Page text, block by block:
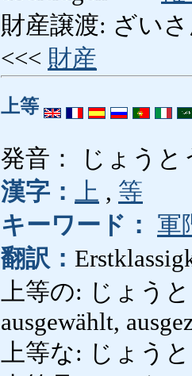
財産譲渡: ざいさ
<<< 財産
上等
発音： じょうと
漢字： 上 , 等
キーワード： 軍
翻訳：
上等の: じょうと
ausgewählt,
上等な: じょう